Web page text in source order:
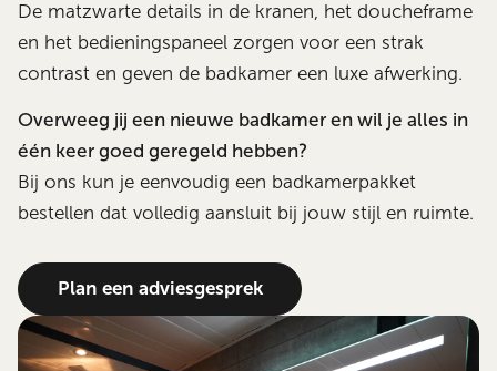
De matzwarte details in de kranen, het doucheframe
en het bedieningspaneel zorgen voor een strak
contrast en geven de badkamer een luxe afwerking.
Overweeg jij een nieuwe badkamer en wil je alles in
één keer goed geregeld hebben?
Bij ons kun je eenvoudig een badkamerpakket
bestellen dat volledig aansluit bij jouw stijl en ruimte.
Plan een adviesgesprek